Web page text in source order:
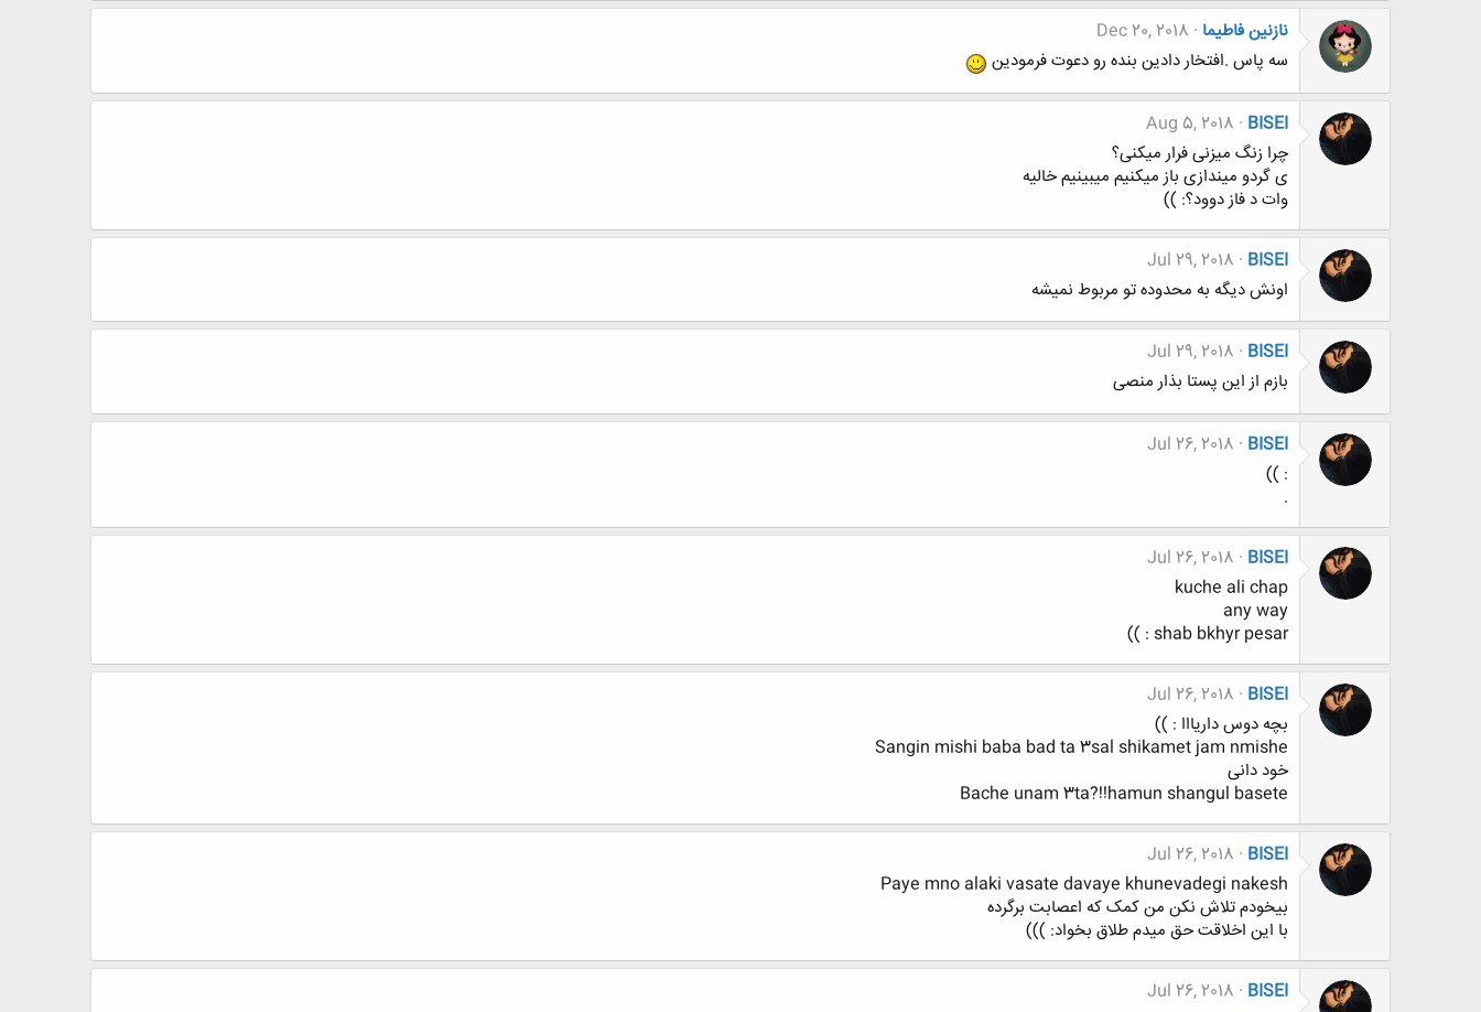
نازنین فاطیما Dec 20, 2018
سه پاس .افتخار دادین بنده رو دعوت فرمودین
BISEI
Aug 5, 2018
چرا زنگ میزنی فرار میکنی؟
ی گردو میندازی باز میکنیم میبینیم خالیه
وات د فاز دوود؟: ))
BISEI
Jul 29, 2018
اونش دیگه به محدوده تو مربوط نمیشه
BISEI
Jul 29, 2018
بازم از این پستا بذار منصی
BISEI
Jul 26, 2018
: ))
.
BISEI
Jul 26, 2018
kuche ali chap
any way
shab bkhyr pesar : ))
BISEI
Jul 26, 2018
بچه دوس داریااا : ))
Sangin mishi baba bad ta 3sal shikamet jam nmishe
خود دانی
Bache unam 3ta?!!hamun shangul basete
BISEI
Jul 26, 2018
Paye mno alaki vasate davaye khunevadegi nakesh
بیخودم تلاش نکن من کمک که اعصابت برگرده
با این اخلاقت حق میدم طلاق بخواد: )))
BISEI
Jul 26, 2018